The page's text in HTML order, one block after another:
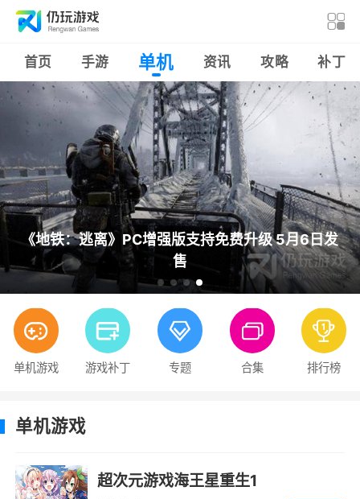
首页 手游 单机 资讯 攻略 补丁
《地铁：逃离》PC增强版支持免费升级 5月6日发
售
国行《超级马力欧派对》5月6日开启预售 售价
299元
大型多人在线游戏《坦克世界》今日正式登陆
STEAM
《海洋之王》Steam开启预购 国区售价78元
《地铁：逃离》PC增强版支持免费升级 5月6日发
售
国行《超级马力欧派对》5月6日开启预售 售价
299元
单机游戏 游戏补丁 专题 合集 排行榜
单机游戏
超次元游戏海王星重生1